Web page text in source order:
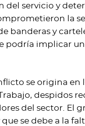
del servicio y
la
banderas y
podría implicar un
se origina en
despidos
del sector. El
se debe a la